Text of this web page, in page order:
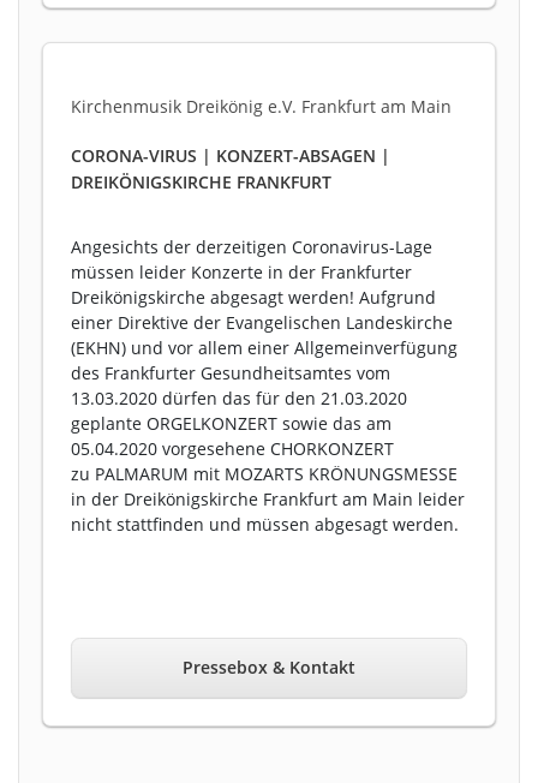
Kirchenmusik Dreikönig e.V. Frankfurt am Main
CORONA-VIRUS | KONZERT-ABSAGEN |
DREIKÖNIGSKIRCHE FRANKFURT
Angesichts der derzeitigen Coronavirus-Lage
müssen leider Konzerte in der Frankfurter
Dreikönigskirche abgesagt werden! Aufgrund
einer Direktive der Evangelischen Landeskirche
(EKHN) und vor allem einer Allgemeinverfügung
des Frankfurter Gesundheitsamtes vom
13.03.2020 dürfen das für den 21.03.2020
geplante ORGELKONZERT sowie das am
05.04.2020 vorgesehene CHORKONZERT
zu PALMARUM mit MOZARTS KRÖNUNGSMESSE
in der Dreikönigskirche Frankfurt am Main leider
nicht stattfinden und müssen abgesagt werden.
Pressebox & Kontakt